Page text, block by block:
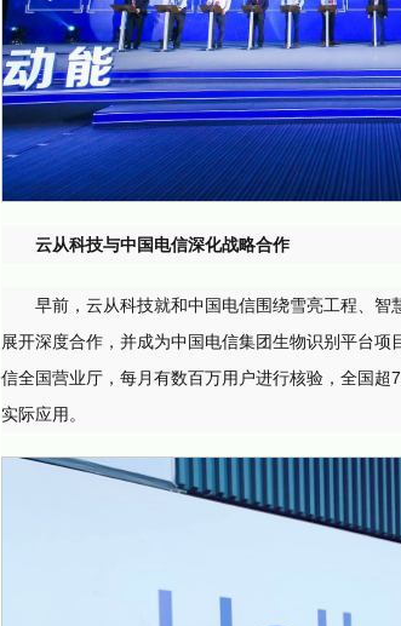
云从科技与中国电信深化战略合作
早前，云从科技就和中国电信围绕雪亮工程、智
展开深度合作，并成为中国电信集团生物识别平台
信全国营业厅，每月有数百万用户进行核验，全国
实际应用。